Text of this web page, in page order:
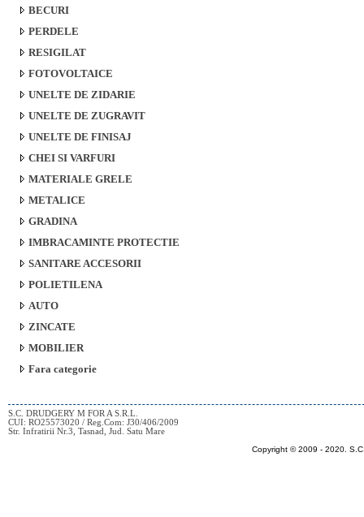
BECURI
PERDELE
RESIGILAT
FOTOVOLTAICE
UNELTE DE ZIDARIE
UNELTE DE ZUGRAVIT
UNELTE DE FINISAJ
CHEI SI VARFURI
MATERIALE GRELE
METALICE
GRADINA
IMBRACAMINTE PROTECTIE
SANITARE ACCESORII
POLIETILENA
AUTO
ZINCATE
MOBILIER
Fara categorie
S.C. DRUDGERY M FOR A S.R.L.
CUI: RO25573020 / Reg.Com: J30/406/2009
Str. Infratirii Nr.3, Tasnad, Jud. Satu Mare
Copyright © 2009 - 2020.